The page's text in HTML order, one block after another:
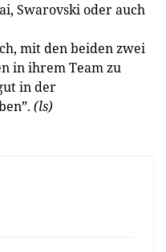
Swarovski oder auch
mit den beiden zwei
in ihrem Team zu
in der
(ls)